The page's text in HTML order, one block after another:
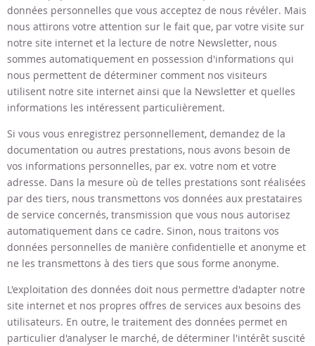
données personnelles que vous acceptez de nous révéler. Mais
nous attirons votre attention sur le fait que, par votre visite sur
notre site internet et la lecture de notre Newsletter, nous
sommes automatiquement en possession d'informations qui
nous permettent de déterminer comment nos visiteurs
utilisent notre site internet ainsi que la Newsletter et quelles
informations les intéressent particulièrement.
Si vous vous enregistrez personnellement, demandez de la
documentation ou autres prestations, nous avons besoin de
vos informations personnelles, par ex. votre nom et votre
adresse. Dans la mesure où de telles prestations sont réalisées
par des tiers, nous transmettons vos données aux prestataires
de service concernés, transmission que vous nous autorisez
automatiquement dans ce cadre. Sinon, nous traitons vos
données personnelles de manière confidentielle et anonyme et
ne les transmettons à des tiers que sous forme anonyme.
L'exploitation des données doit nous permettre d'adapter notre
site internet et nos propres offres de services aux besoins des
utilisateurs. En outre, le traitement des données permet en
particulier d'analyser le marché, de déterminer l'intérêt suscité